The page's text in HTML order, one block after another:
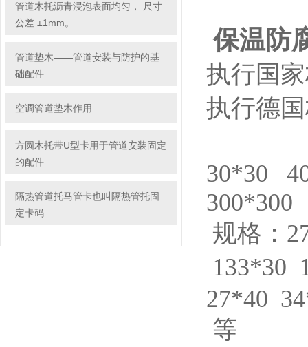
管道木托沥青浸泡表面均匀， 尺寸
公差 ±1mm。
管道垫木——管道安装与防护的基
础配件
空调管道垫木作用
方圆木托带U型卡用于管道安装固定
的配件
隔热管道托马管卡也叫隔热管托固
定卡码
保温防
执行国
执行德
30*30
300*300
规格：
133*30
27*40
等